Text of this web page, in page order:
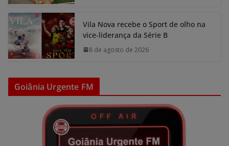
Vila Nova recebe o Sport de olho na
vice-liderança da Série B
8 de agosto de 2026
Goiânia Urgente FM